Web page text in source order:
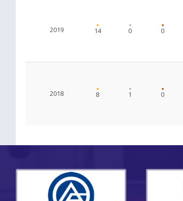
2019 14 0 0
2018 8 1 0